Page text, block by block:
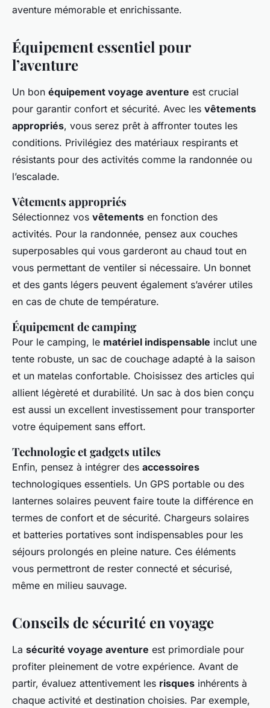
aventure mémorable et enrichissante.
Équipement essentiel pour
l’aventure
Un bon équipement voyage aventure est crucial
pour garantir confort et sécurité. Avec les vêtements
appropriés, vous serez prêt à affronter toutes les
conditions. Privilégiez des matériaux respirants et
résistants pour des activités comme la randonnée ou
l’escalade.
Vêtements appropriés
Sélectionnez vos vêtements en fonction des
activités. Pour la randonnée, pensez aux couches
superposables qui vous garderont au chaud tout en
vous permettant de ventiler si nécessaire. Un bonnet
et des gants légers peuvent également s’avérer utiles
en cas de chute de température.
Équipement de camping
Pour le camping, le matériel indispensable inclut une
tente robuste, un sac de couchage adapté à la saison
et un matelas confortable. Choisissez des articles qui
allient légèreté et durabilité. Un sac à dos bien conçu
est aussi un excellent investissement pour transporter
votre équipement sans effort.
Technologie et gadgets utiles
Enfin, pensez à intégrer des accessoires
technologiques essentiels. Un GPS portable ou des
lanternes solaires peuvent faire toute la différence en
termes de confort et de sécurité. Chargeurs solaires
et batteries portatives sont indispensables pour les
séjours prolongés en pleine nature. Ces éléments
vous permettront de rester connecté et sécurisé,
même en milieu sauvage.
Conseils de sécurité en voyage
La sécurité voyage aventure est primordiale pour
profiter pleinement de votre expérience. Avant de
partir, évaluez attentivement les risques inhérents à
chaque activité et destination choisies. Par exemple,